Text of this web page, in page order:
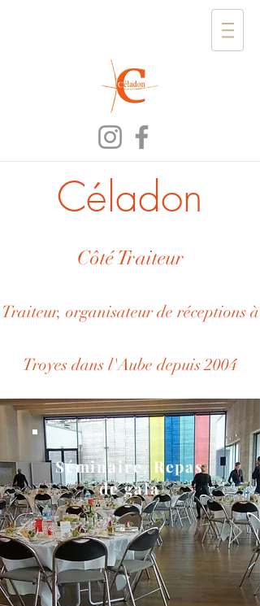
Céladon
Côté Traiteur
Traiteur, organisateur de réceptions à
Troyes dans l'Aube depuis 2004
Séminaire, Repas
de gala